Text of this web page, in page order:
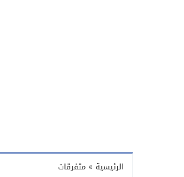
الرئيسية » متفرقات